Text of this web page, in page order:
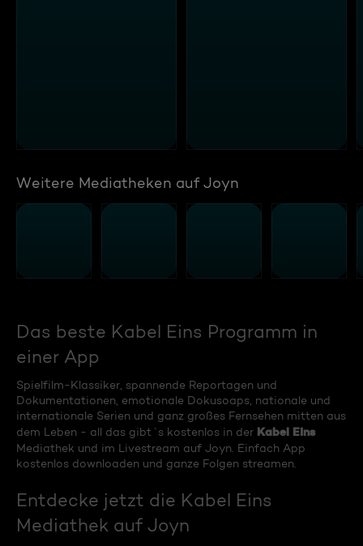
Weitere Mediatheken auf Joyn
Das beste Kabel Eins Programm in
einer App
Spielfilm-Klassiker, spannende Reportagen und
Dokumentationen, emotionale Dokusoaps, nationale und
internationale Serien und ganz großes Fernsehen mitten aus
dem Leben - all das gibt´s kostenlos in der Kabel Eins
Mediathek und im Livestream auf Joyn. Einfach App
kostenlos downloaden und ganze Folgen streamen.
Entdecke jetzt die Kabel Eins
Mediathek auf Joyn